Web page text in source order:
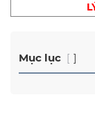
Mục lục